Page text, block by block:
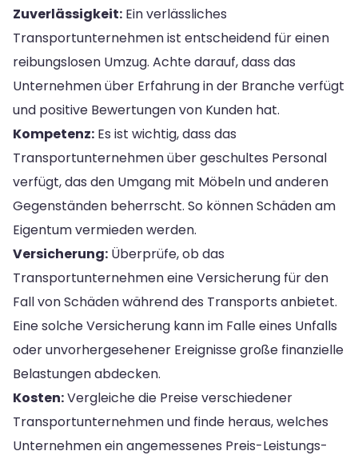
Zuverlässigkeit: Ein verlässliches
Transportunternehmen ist entscheidend für einen
reibungslosen Umzug. Achte darauf, dass das
Unternehmen über Erfahrung in der Branche verfügt
und positive Bewertungen von Kunden hat.
Kompetenz: Es ist wichtig, dass das
Transportunternehmen über geschultes Personal
verfügt, das den Umgang mit Möbeln und anderen
Gegenständen beherrscht. So können Schäden am
Eigentum vermieden werden.
Versicherung: Überprüfe, ob das
Transportunternehmen eine Versicherung für den
Fall von Schäden während des Transports anbietet.
Eine solche Versicherung kann im Falle eines Unfalls
oder unvorhergesehener Ereignisse große finanzielle
Belastungen abdecken.
Kosten:Vergleiche die Preise verschiedener
Transportunternehmen und finde heraus, welches
Unternehmen ein angemessenes Preis-Leistungs-